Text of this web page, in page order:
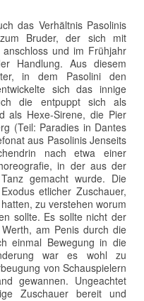
das Verhältnis Pasolinis
Bruder, der sich mit
und im Frühjahr
Handlung. Aus diesem
in dem Pasolini den
sich das innige
die entpuppt sich als
als Hexe-Sirene, die Pier
(Teil: Paradies in Dantes
aus Pasolinis Jenseits
nach etwa einer
in der aus der
gemacht wurde. Die
etlicher Zuschauer,
zu verstehen worum
sollte. Es sollte nicht der
am Penis durch die
einmal Bewegung in die
war es wohl zu
von Schauspielern
gewannen. Ungeachtet
Zuschauer bereit und